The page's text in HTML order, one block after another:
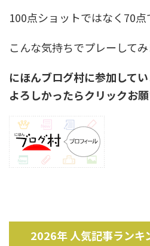
100点ショットではなく70点
こんな気持ちでプレーしてみ
にほんブログ村に参加して
よろしかったらクリック
2026年 人気記事ランキ